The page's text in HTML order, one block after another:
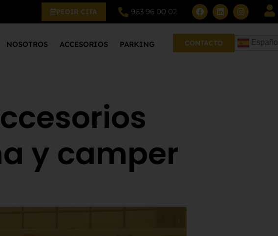
PEDIR CITA 963 96 00 02
NOSOTROS ACCESORIOS PARKING CONTACTO
y camper